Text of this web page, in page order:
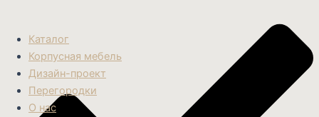
Каталог
Корпусная мебель
Дизайн-проект
Перегородки
О нас